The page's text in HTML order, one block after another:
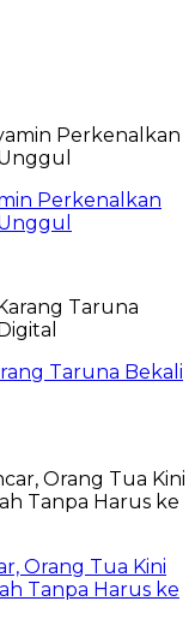
Perkenalkan
Taruna Bekali
Orang Tua Kini
Tanpa Harus ke